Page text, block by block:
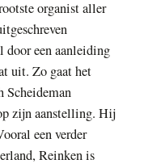
organist aller
door een aanleiding
uit. Zo gaat het
Scheideman
zijn aanstelling. Hij
een verder
Reinken is